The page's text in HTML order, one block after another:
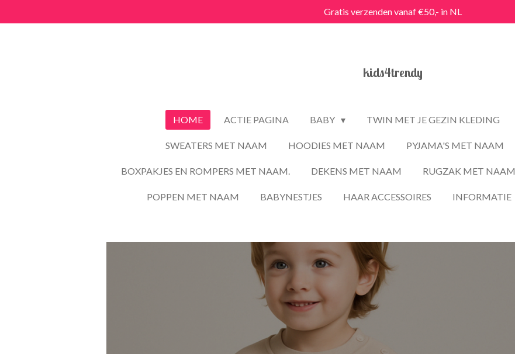
direct
Gratis verzenden vanaf €50,- in NL
kids4trendy
HOME ACTIE PAGINA BABY TWIN MET JE GEZIN KLEDING
SWEATERS MET NAAM HOODIES MET NAAM PYJAMA'S MET NAAM
BOXPAKJES EN ROMPERS MET NAAM. DEKENS MET NAAM RUGZAK MET NAAM
POPPEN MET NAAM BABYNESTJES HAAR ACCESSOIRES INFORMATIE